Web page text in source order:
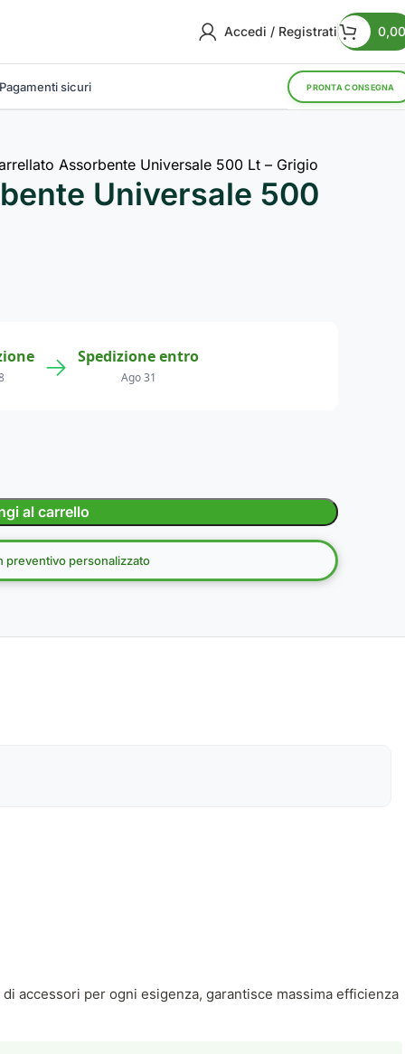
Accedi / Registrati 0,00
Pagamenti sicuri PRONTA CONSEGNA
Assorbente Universale 500 Lt – Grigio
Universale 500
→ Spedizione entro
Ago 31
al carrello
preventivo personalizzato
accessori per ogni esigenza, garantisce massima efficienza